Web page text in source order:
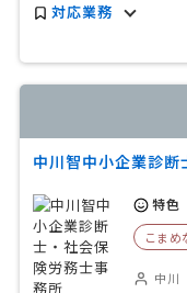
対応業務
中川智中小企業診
特色
こまめ
中